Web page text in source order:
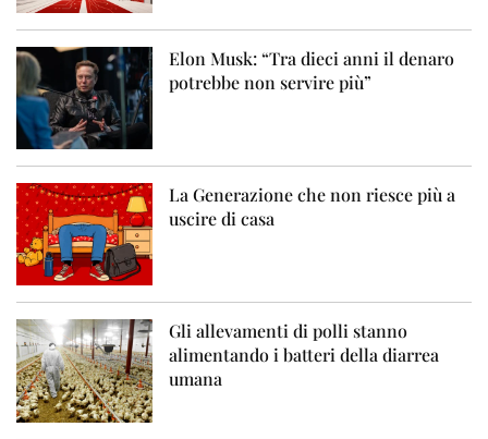
Elon Musk: “Tra dieci anni il denaro
potrebbe non servire più”
La Generazione che non riesce più a
uscire di casa
Gli allevamenti di polli stanno
alimentando i batteri della diarrea
umana